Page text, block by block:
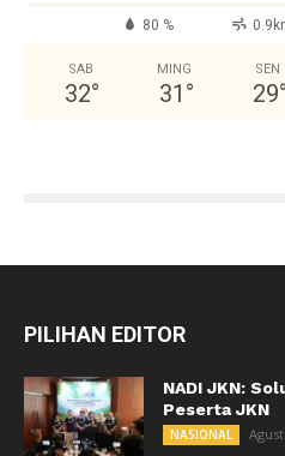
80 %
SAB
32°
MING
31 °
SEN
29°
PILIHAN EDITOR
NADI JKN:
Peserta JKN
NASIONAL